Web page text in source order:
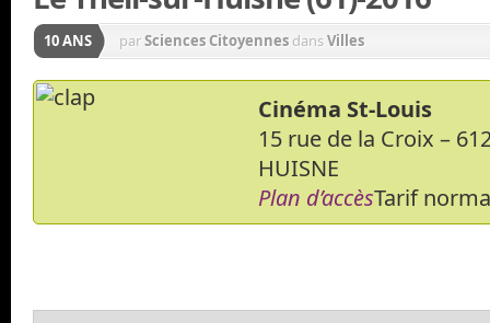
10 ANS parSciences Citoyennes dansVilles
Cinéma St-Louis
15 rue de la Croix –
HUISNE
Plan d’accèsTarif